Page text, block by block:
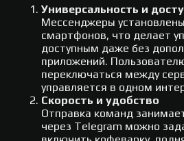
Универсальность и
Мессенджеры
смартфонов, что делает
доступным даже без
приложений.
переключаться между
управляется в одном
Скорость и удобство
Отправка команд
через Telegram можно